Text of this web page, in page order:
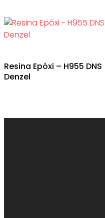
Resina Epóxi – H955 DNS
Denzel